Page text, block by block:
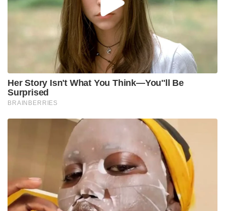
Her Story Isn't What You Think—You''ll Be
Surprised
BRAINBERRIES